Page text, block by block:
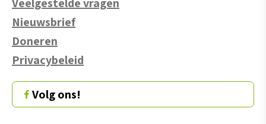
Nieuwsbrief
Doneren
Privacybeleid
Volg ons!